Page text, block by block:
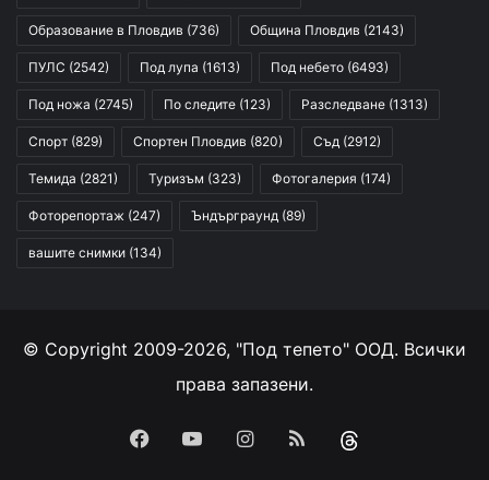
Образование в Пловдив (736) Община Пловдив (2143)
ПУЛС (2542) Под лупа (1613) Под небето (6493)
Под ножа (2745) По следите (123) Разследване (1313)
Спорт (829) Спортен Пловдив (820) Съд (2912)
Темида (2821) Туризъм (323) Фотогалерия (174)
Фоторепортаж (247) Ъндърграунд (89)
вашите снимки (134)
© Copyright 2009-2026, "Под тепето" ООД. Всички
права запазени.
FacebookYouTubeInstagram
RSS